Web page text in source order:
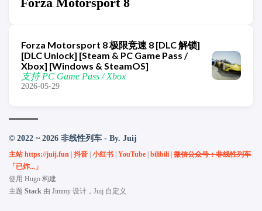
Forza Motorsport 8 极限竞速 8 [DLC 解锁]
[DLC Unlock] [Steam & PC Game Pass /
Xbox] [Windows & SteamOS]
支持 PC Game Pass / Xbox
2026-05-29
© 2022 ~ 2026 非线性列车 - By. Juij
主站 https://juij.fun 抖音 小红书 YouTube bilibili 微信公众号：非线性列车
「已炸...」
使用 Hugo 构建
主题 Stack 由 Jimmy 设计，Juij 自定义